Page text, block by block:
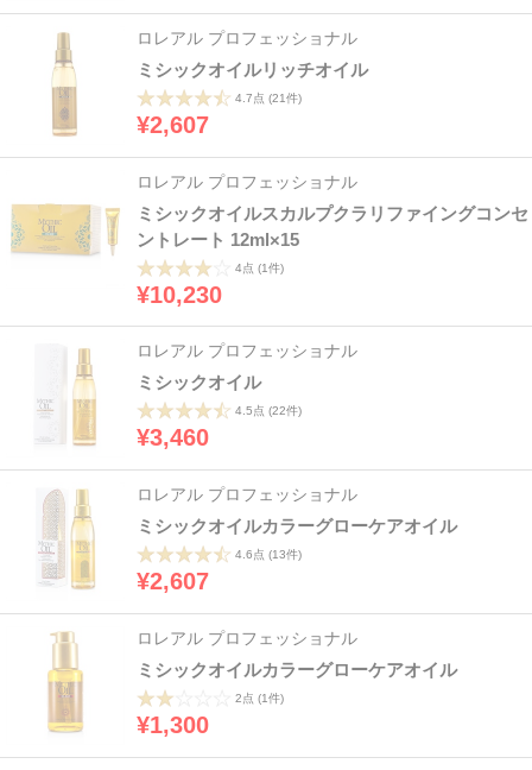
ロレアル プロフェッショナル
ミシックオイルリッチオイル
4.7点 (21件)
¥2,607
ロレアル プロフェッショナル
ミシックオイルスカルプクラリファイングコンセ
ントレート 12ml×15
4点 (1件)
¥10,230
ロレアル プロフェッショナル
ミシックオイル
4.5点 (22件)
¥3,460
ロレアル プロフェッショナル
ミシックオイルカラーグローケアオイル
4.6点 (13件)
¥2,607
ロレアル プロフェッショナル
ミシックオイルカラーグローケアオイル
2点 (1件)
¥1,300